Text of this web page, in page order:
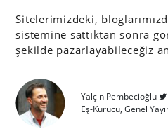
Sitelerimizdeki,
sistemine sattıktan sonra
şekilde pazarlayabileceğiz
Yalçın Pembecioğlu
Eş-Kurucu, Genel